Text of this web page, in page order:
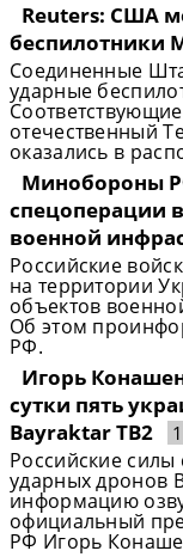
Reuters: США
беспилотники
Соединенные
ударные
отечественный
оказались в
Минобороны
спецоперации
военной
Российские
на территории
объектов
Об этом
РФ.
Игорь
сутки пять
Bayraktar TB2
Российские силы
ударных дронов
информацию
официальный
РФ Игорь